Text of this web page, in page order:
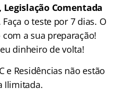
Legislação Comentada
Faça o teste por 7 dias. O
a sua preparação!
dinheiro de volta!
e Residências não estão
Ilimitada.